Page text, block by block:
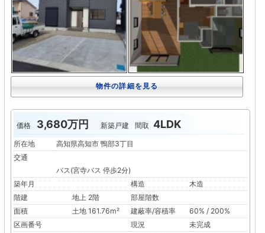
物件の詳細を見る
価格 3,680万円 新築戸建 間取 4LDK
所在地
高知県高知市 鴨部3丁目
交通
バス(宮寺バス 停歩2分)
築年月
構造
木造
階建
地上 2階
部屋階数
面積
土地 161.76m² 建蔽率/容積率
60% / 200%
区画番号
現況
未完成